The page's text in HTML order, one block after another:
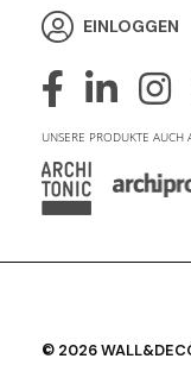
EINLOGGEN
UNSERE PRODUKTE AUCH
© 2026